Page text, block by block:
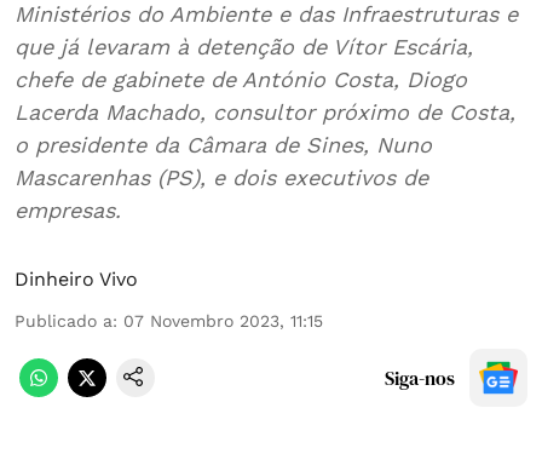
Ministérios do Ambiente e das Infraestruturas e
que já levaram à detenção de Vítor Escária,
chefe de gabinete de António Costa, Diogo
Lacerda Machado, consultor próximo de Costa,
o presidente da Câmara de Sines, Nuno
Mascarenhas (PS), e dois executivos de
empresas.
Dinheiro Vivo
Publicado a: 07 Novembro 2023, 11:15
Siga-nos